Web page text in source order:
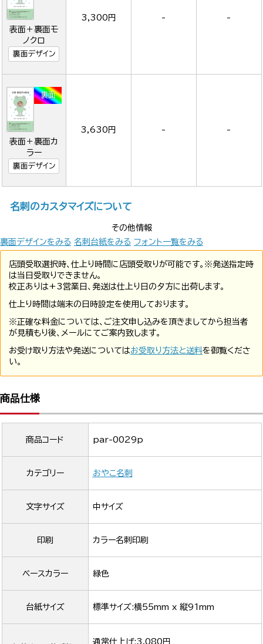
表面＋裏面モ
ノクロ
裏面デザイン
3,300円 - -
表面＋裏面カ
ラー
裏面デザイン
3,630円 - -
名刺のカスタマイズについて
その他情報
裏面デザインをみる 名刺台紙をみる フォント一覧をみる
店頭受取選択時、仕上り時間に店頭受取りが可能です。※発送指定時
は当日受取りできません。
校正ありは+3営業日、発送は仕上り日の夕方に出荷します。
仕上り時間は端末の日時設定を使用しております。
※正確な料金については、ご注文申し込みを頂きましてから担当者
が見積もり後、メールにてご案内致します。
お受け取り方法や発送についてはお受取り方法と送料を御覧くださ
い。
商品仕様
商品コード par-0029p
カテゴリー おやこ名刺
文字サイズ 中サイズ
印刷 カラー名刺印刷
ベースカラー 緑色
台紙サイズ 標準サイズ:横55mm x 縦91mm
通常仕上げ:3,080円